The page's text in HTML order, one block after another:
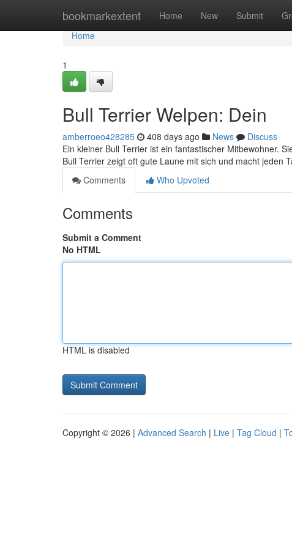
bookmarkextent Home New Submit
Home
Home
1
Bull Terrier Welpen: Dein
amberroeo428285 408 days ago News
Discuss
Ein kleiner Bull Terrier ist ein fantastischer Mitbewohner.
Bull Terrier zeigt oft gute Laune mit sich und macht jeden
Comments
Who Upvoted
Comments
Submit a Comment
No HTML
HTML is disabled
Copyright © 2026 | Advanced Search | Live | Tag Cloud |